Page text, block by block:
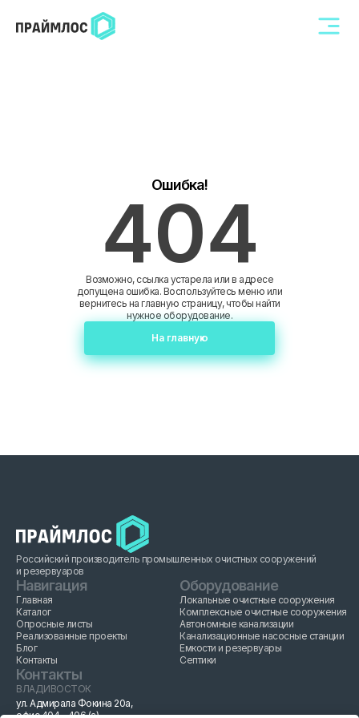
Ошибка!
404
Возможно, ссылка устарела или в адресе
допущена ошибка. Воспользуйтесь меню или
вернитесь на главную страницу, чтобы найти
нужное оборудование.
На главную
Российский производитель промышленных очистных сооружений
и резервуаров
Навигация
Главная
Каталог
Опросные листы
Реализованные проекты
Блог
Контакты
Оборудование
Локальные очистные сооружения
Комплексные очистные сооружения
Автономные канализации
Канализационные насосные станции
Емкости и резервуары
Септики
Контакты
ВЛАДИВОСТОК
ул. Адмирала Фокина 20а,
офис 404 - 406 (а)